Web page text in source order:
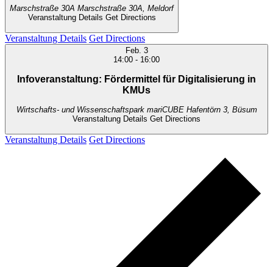
Marschstraße 30A
Marschstraße 30A, Meldorf
Veranstaltung Details Get Directions
Veranstaltung Details Get Directions
Feb. 3
14:00 - 16:00
Infoveranstaltung: Fördermittel für Digitalisierung in
KMUs
Wirtschafts- und Wissenschaftspark mariCUBE
Hafentörn 3, Büsum
Veranstaltung Details Get Directions
Veranstaltung Details Get Directions